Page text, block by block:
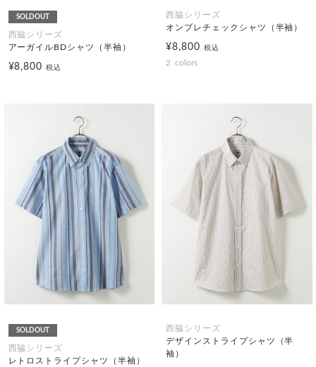
SOLDOUT
西脇シリーズ
アーガイルBDシャツ（半袖）
¥8,800税込
西脇シリーズ
オンブレチェックシャツ（半袖）
¥8,800 税込
2 colors
SOLDOUT
西脇シリーズ
レトロストライプシャツ（半袖）
西脇シリーズ
デザインストライプシャツ（半
袖）